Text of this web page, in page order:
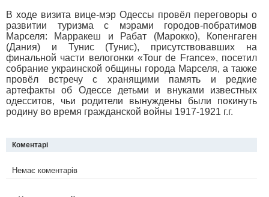
В ходе визита вице-мэр Одессы провёл переговоры о
развитии туризма с мэрами городов-побратимов
Марселя: Марракеш и Рабат (Марокко), Копенгаген
(Дания) и Тунис (Тунис), присутствовавших на
финальной части велогонки «Tour de France», посетил
собрание украинской общины города Марселя, а также
провёл встречу с хранящими память и редкие
артефакты об Одессе детьми и внуками известных
одесситов, чьи родители вынуждены были покинуть
родину во время гражданской войны 1917-1921 г.г.
Коментарі
Немає коментарів